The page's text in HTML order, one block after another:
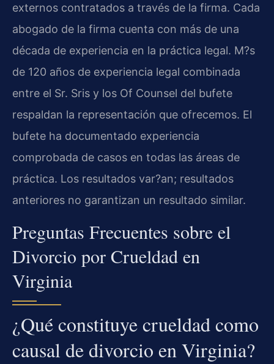
externos contratados a través de la firma. Cada
abogado de la firma cuenta con más de una
década de experiencia en la práctica legal. M?s
de 120 años de experiencia legal combinada
entre el Sr. Sris y los Of Counsel del bufete
respaldan la representación que ofrecemos. El
bufete ha documentado experiencia
comprobada de casos en todas las áreas de
práctica. Los resultados var?an; resultados
anteriores no garantizan un resultado similar.
Preguntas Frecuentes sobre el
Divorcio por Crueldad en
Virginia
¿Qué constituye crueldad como
causal de divorcio en Virginia?